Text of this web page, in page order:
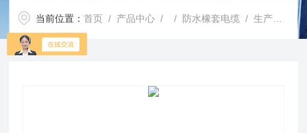
当前位置：首页 / 产品中心 / / 防水橡套电缆 / 生产基地JHS防水橡胶电缆-JHS防水电缆-JHS电缆价格